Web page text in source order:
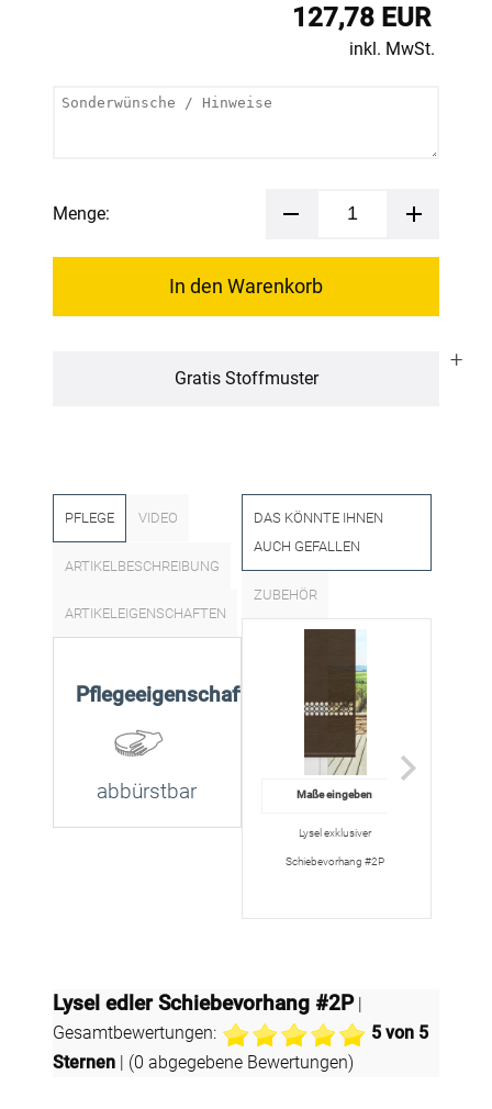
127,78 EUR
inkl. MwSt.
Menge:
In den Warenkorb
Gratis Stoffmuster
PFLEGE VIDEO
ARTIKELBESCHREIBUNG
ARTIKELEIGENSCHAFTEN
Pflegeeigenschaften
abbürstbar
DAS KÖNNTE IHNEN
AUCH GEFALLEN
ZUBEHÖR
Maße eingeben
Lysel exklusiver
Schiebevorhang #2P
Lysel edler Schiebevorhang #2P|
Gesamtbewertungen:
5von 5
Sternen | (0 abgegebene Bewertungen)